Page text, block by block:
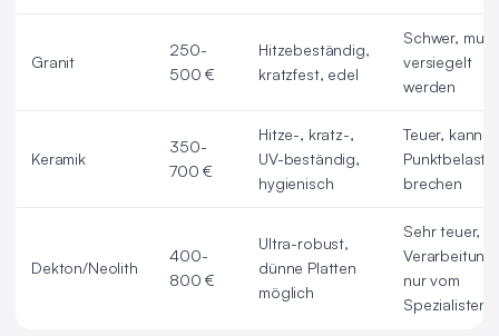
Granit
250-
500 €
Hitzebeständig,
kratzfest, edel
Schwer, muss
versiegelt
werden
Keramik
350-
700 €
Hitze-, kratz-,
UV-beständig,
hygienisch
Teuer, kann
brechen
Dekton/Neolith
400-
800 €
Ultra-robust,
dünne Platten
möglich
Sehr teuer,
Verarbeitung
nur vom
Spezialisten